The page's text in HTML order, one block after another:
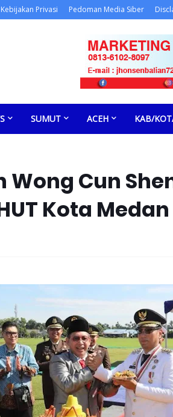
Kebijakan Privasi Pedoman Media Siber
SUMUT ACEH KAB/
Wong Cun
Kota Medan